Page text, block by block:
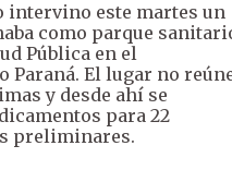
este martes un
como parque
Pública en el
Paraná. El lugar no
y desde ahí se
para 22
preliminares.